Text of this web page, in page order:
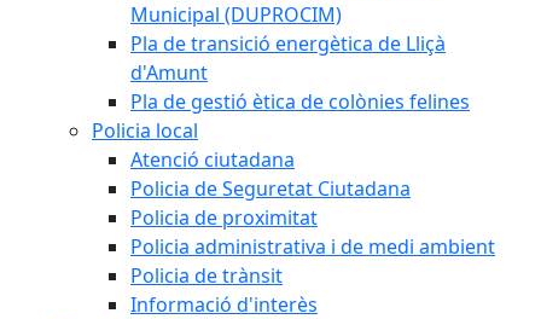
Municipal (DUPROCIM)
Pla de transició energètica de Lliçà
d'Amunt
Pla de gestió ètica de colònies felines
Policia local
Atenció ciutadana
Policia de Seguretat Ciutadana
Policia de proximitat
Policia administrativa i de medi ambient
Policia de trànsit
Informació d'interès